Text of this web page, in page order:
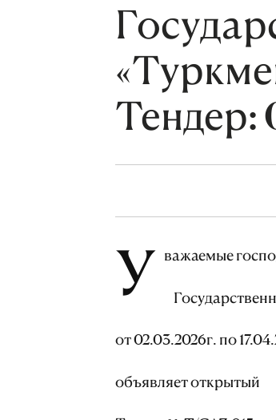
Тендер:
У важаемые
от 02.03.2026г. по
объявляет открытый